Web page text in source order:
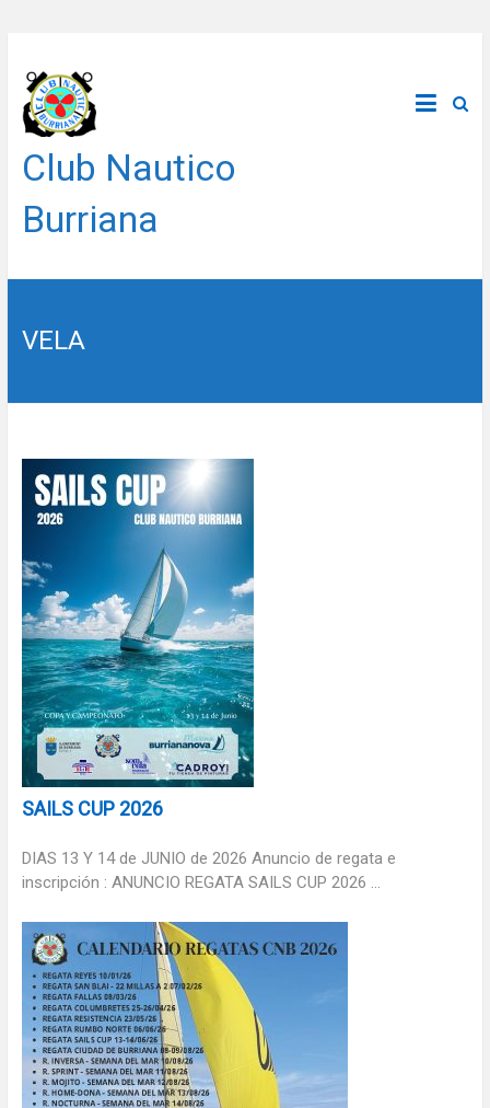
contenido
Club Nautico
Burriana
VELA
SAILS CUP 2026
DIAS 13 Y 14 de JUNIO de 2026 Anuncio de regata e
inscripción : ANUNCIO REGATA SAILS CUP 2026 ...